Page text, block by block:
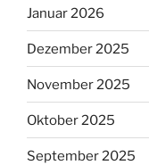
Januar 2026
Dezember 2025
November 2025
Oktober 2025
September 2025